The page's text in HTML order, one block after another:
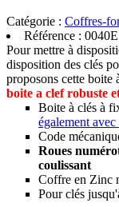
Catégorie : Coffres-
Référence : 0040E
Pour mettre à
disposition des clés
proposons cette
boite a clef robuste
Boite à clés à
également
Code
Roues
coulissant
Coffre en Zinc
Pour clés